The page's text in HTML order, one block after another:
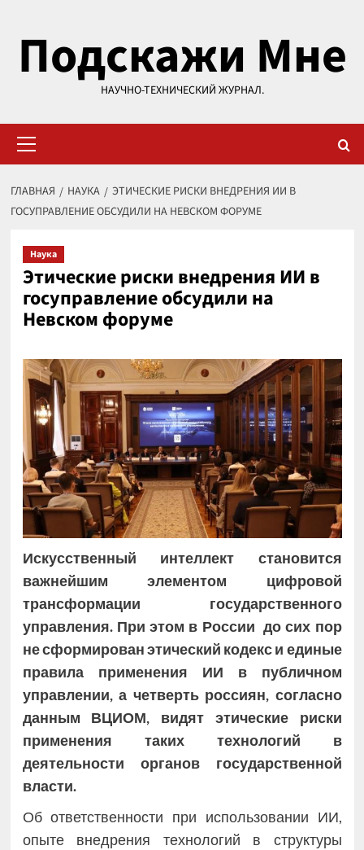
содержимому
Подскажи Мне
НАУЧНО-ТЕХНИЧЕСКИЙ ЖУРНАЛ.
меню
ГЛАВНАЯ НАУКА
ЭТИЧЕСКИЕ РИСКИ ВНЕДРЕНИЯ ИИ В
ГОСУПРАВЛЕНИЕ ОБСУДИЛИ НА НЕВСКОМ ФОРУМЕ
Наука
Этические риски внедрения ИИ в
госуправление обсудили на
Невском форуме
Искусственный интеллект
становится
важнейшим элементом цифровой
трансформации государственного
управления. При этом в России до сих пор
не сформирован этический кодекс и единые
правила применения ИИ в публичном
управлении, а четверть россиян, согласно
данным ВЦИОМ, видят этические риски
применения таких технологий в
деятельности органов государственной
власти.
Об ответственности при использовании ИИ,
опыте внедрения технологий в структуры